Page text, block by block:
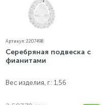
Артикул: 2207498
Серебряная подвеска с
фианитами
Вес изделия, г.: 1,56